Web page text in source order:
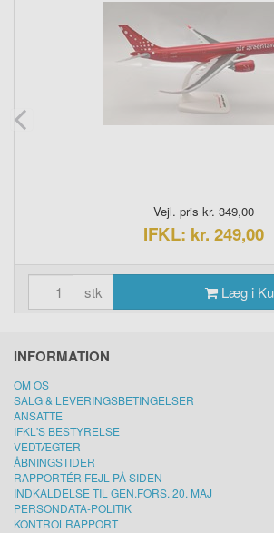
Vejl. pris kr. 349,00
IFKL: kr. 249,00
stk Læg i
INFORMATION
OM OS
SALG & LEVERINGSBETINGELSER
ANSATTE
IFKL'S BESTYRELSE
VEDTÆGTER
ÅBNINGSTIDER
RAPPORTÉR FEJL PÅ SIDEN
INDKALDELSE TIL GEN.FORS. 20. MAJ
PERSONDATA-POLITIK
KONTROLRAPPORT